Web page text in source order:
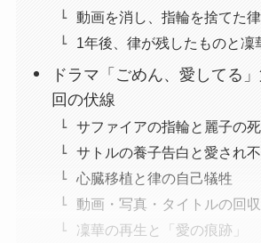
動画を消し、指輪を捨てた
1年後、律が残したものと凜
ドラマ「ごめん、愛してる
回の伏線
サファイアの指輪と麗子の
サトルの養子告白と愛され
心臓移植と律の自己犠牲
動画・写真・タイトルの回収
凜華の再生と「愛の痕跡」